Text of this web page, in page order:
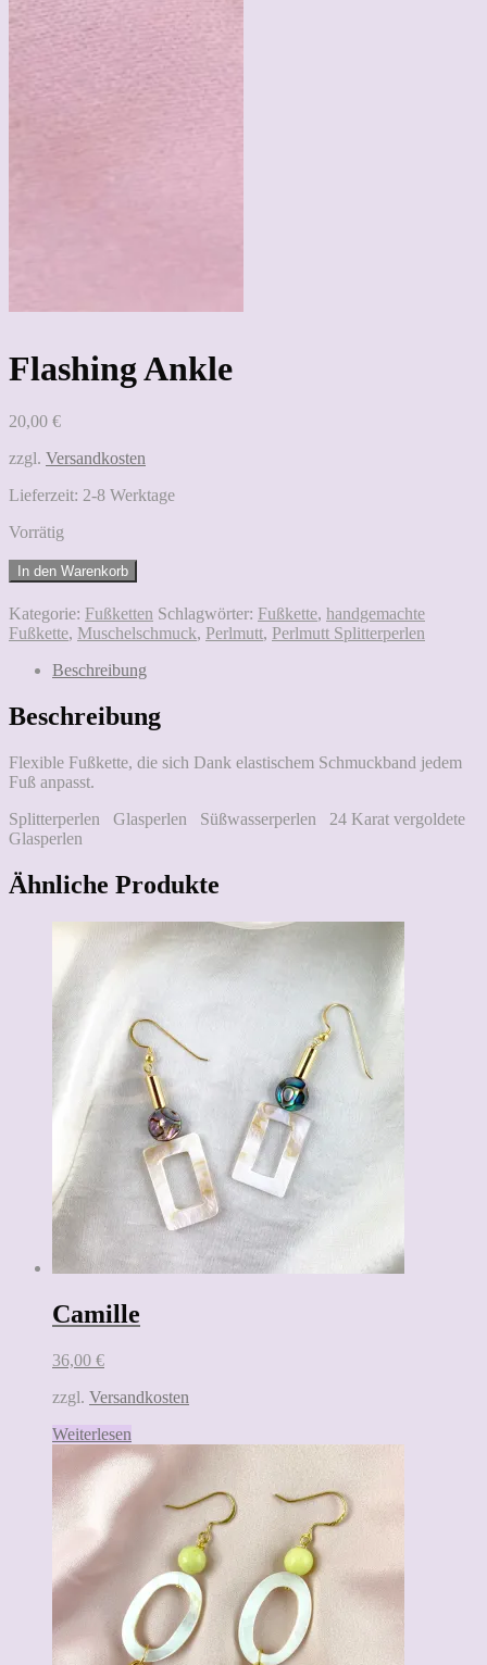
Flashing Ankle
20,00 €
zzgl. Versandkosten
Lieferzeit: 2-8 Werktage
Vorrätig
Flashing
Ankle
Menge
In den Warenkorb
Kategorie: Fußketten Schlagwörter: Fußkette, handgemachte
Fußkette, Muschelschmuck, Perlmutt, Perlmutt Splitterperlen
Beschreibung
Beschreibung
Flexible Fußkette, die sich Dank elastischem Schmuckband jedem
Fuß anpasst.
Splitterperlen Glasperlen Süßwasserperlen 24 Karat vergoldete
Glasperlen
Ähnliche Produkte
Camille
36,00 €
zzgl. Versandkosten
Weiterlesen